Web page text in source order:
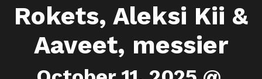
Rokets, Aleksi Kii &
Aaveet, messier